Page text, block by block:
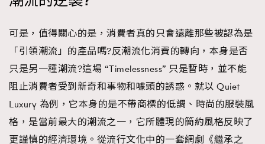
可是，值得關心的是，消費者真的只會遠離那些被認為是
「引領潮流」的產品嗎?反潮流化消費的轉向，本身是否
只是另一種潮流?這場 “Timelessness” 只是暫時，並不能
阻止消費者受到新奇和事物和噱頭的誘惑。就以 Quiet
Luxury 為例，它本身的是不帶商標的低調、時尚的服裝風
格，是當前最大的潮流之一，它所體現的簡約風格反映了
更謹慎的經濟環境。從流行文化中的一套網劇《繼承之